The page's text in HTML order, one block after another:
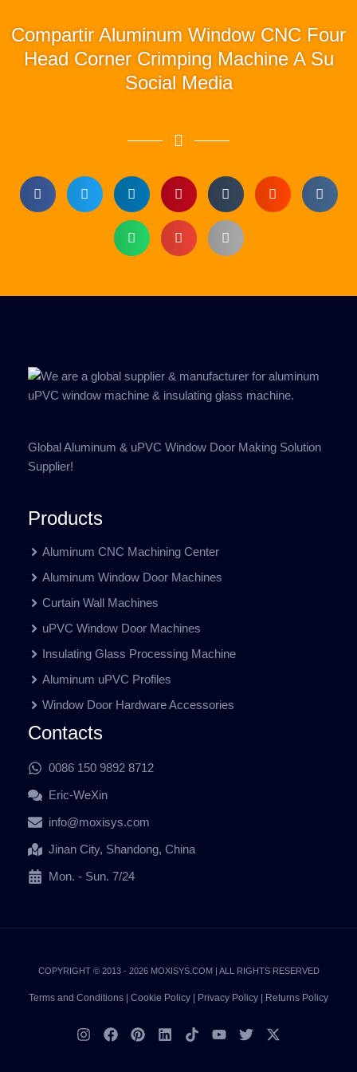
Compartir Aluminum Window CNC Four
Head Corner Crimping Machine A Su
Social Media
Global Aluminum & uPVC Window Door Making Solution
Supplier!
Products
Aluminum CNC Machining Center
Aluminum Window Door Machines
Curtain Wall Machines
uPVC Window Door Machines
Insulating Glass Processing Machine
Aluminum uPVC Profiles
Window Door Hardware Accessories
Contacts
0086 150 9892 8712
Eric-WeXin
info@moxisys.com
Jinan City, Shandong, China
Mon. - Sun. 7/24
COPYRIGHT © 2013 - 2026 MOXISYS.COM | ALL RIGHTS RESERVED
Terms and Conditions | Cookie Policy | Privacy Policy | Returns Policy